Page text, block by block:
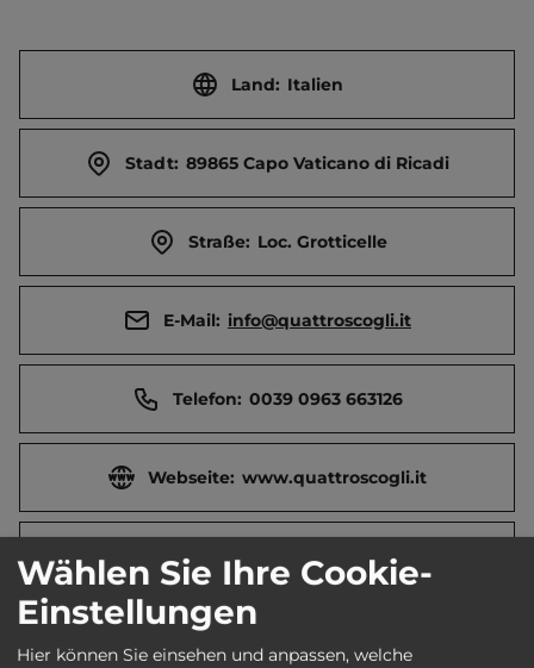
Land: Italien
Stadt: 89865 Capo Vaticano di Ricadi
Straße: Loc. Grotticelle
E-Mail: info@quattroscogli.it
Telefon: 0039 0963 663126
Webseite: www.quattroscogli.it
Fläche:
Öffnungszeiten:
Wählen Sie Ihre Cookie-
Einstellungen
Hier können Sie einsehen und anpassen, welche